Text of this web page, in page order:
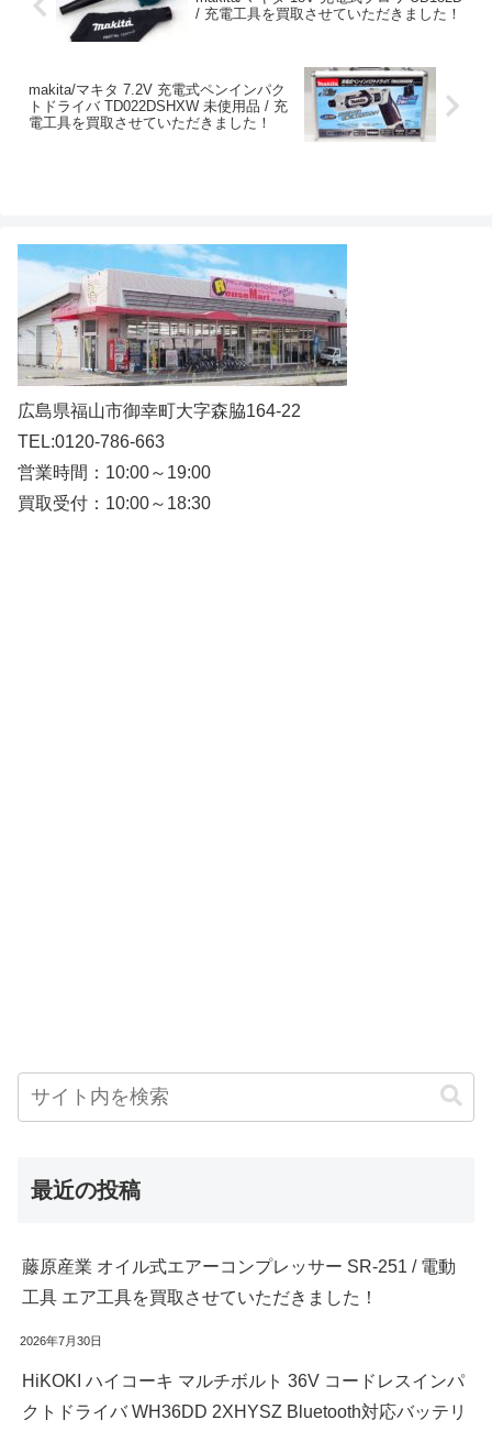
/ 充電工具を買取させていただきました！
makita/マキタ 7.2V 充電式ペンインパク
トドライバ TD022DSHXW 未使用品 / 充
電工具を買取させていただきました！
広島県福山市御幸町大字森脇164-22
TEL:0120-786-663
営業時間：10:00～19:00
買取受付：10:00～18:30
最近の投稿
藤原産業 オイル式エアーコンプレッサー SR-251 / 電動
工具 エア工具を買取させていただきました！
2026年7月30日
HiKOKI ハイコーキ マルチボルト 36V コードレスインパ
クトドライバ WH36DD 2XHYSZ Bluetooth対応バッテリ